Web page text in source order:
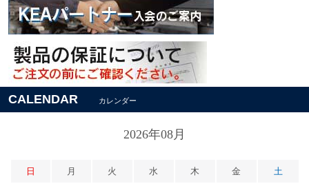
CALENDAR カレンダー
2026年08月
日 月 火 水 木 金 土